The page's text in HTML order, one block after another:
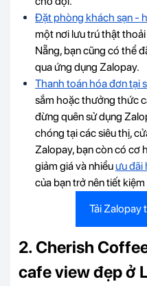
Đặt phòng khách sạn -
một nơi lưu trú thật
Nẵng, bạn cũng có thể
qua ứng dụng Zalopay.
Thanh toán hóa đơn tại
sắm hoặc thưởng thức
đừng quên sử dụng
chóng tại các siêu thị,
Zalopay, bạn còn có cơ
giảm giá và nhiềuưu đãi
của bạn trở nên tiết
Tải Zalopay
2. Cherish
cafe view đẹp ở